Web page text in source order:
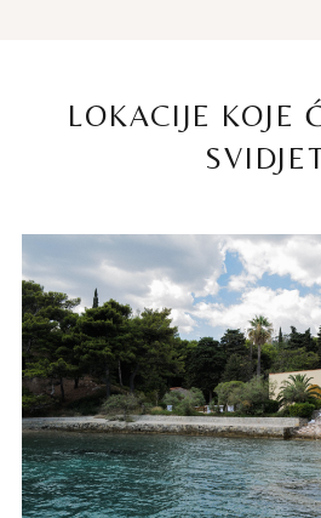
LOKACIJE KOJE